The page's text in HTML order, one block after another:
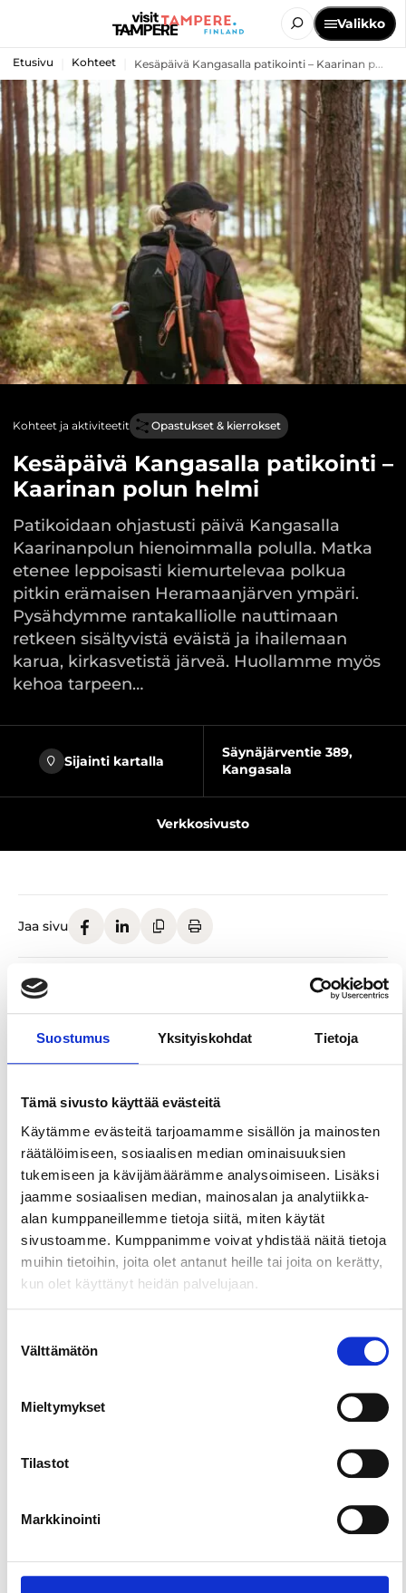
Suostumus Yksityiskohdat Tietoja
Tämä sivusto käyttää evästeitä
Käytämme evästeitä tarjoamamme sisällön ja mainosten
räätälöimiseen, sosiaalisen median ominaisuuksien
tukemiseen ja kävijämäärämme analysoimiseen. Lisäksi
jaamme sosiaalisen median, mainosalan ja analytiikka-
alan kumppaneillemme tietoja siitä, miten käytät
sivustoamme. Kumppanimme voivat yhdistää näitä tietoja
muihin tietoihin, joita olet antanut heille tai joita on kerätty,
kun olet käyttänyt heidän palvelujaan.
valinta
Välttämätön
Mieltymykset
Tilastot
Markkinointi
Valikko
Etusivu Kohteet Kesäpäivä Kangasalla patikointi – Kaarinan p...
Kohteet ja aktiviteetit Opastukset & kierrokset
Kesäpäivä Kangasalla patikointi –
Kaarinan polun helmi
Patikoidaan ohjastusti päivä Kangasalla
Kaarinanpolun hienoimmalla polulla. Matka
etenee leppoisasti kiemurtelevaa polkua
pitkin erämaisen Heramaanjärven ympäri.
Pysähdymme rantakalliolle nauttimaan
retkeen sisältyvistä eväistä ja ihailemaan
karua, kirkasvetistä järveä. Huollamme myös
kehoa tarpeen…
Sijainti kartalla
Säynäjärventie 389,
Kangasala
Verkkosivusto
Jaa sivu
Patikoidaan ohjastusti päivä Kangasalla
Kaarinanpolun hienoimmalla polulla. Matka etenee
leppoisasti kiemurtelevaa polkua pitkin erämaisen
eväistä ja ihailemaan karua, kirkasvetistä järveä.
Opastetulla retkellä kuulet alueen erityispiirteistä
ja voit turvallisesti keskittyä nauttimaan luonnosta.
Retki sopii kaikille, jotka nauttivat polulla
kulkemisesta, myös lapsille ja lemmikeille. Matkaa
kertyy 7 km. Saatavana tilauksesta.